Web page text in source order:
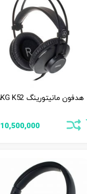
هدفون مانیتورینگ AKG K52
10,500,000